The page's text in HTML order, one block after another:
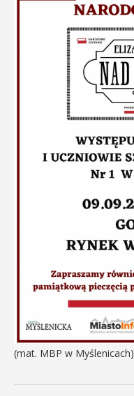
(mat. MBP w Myślenicach)